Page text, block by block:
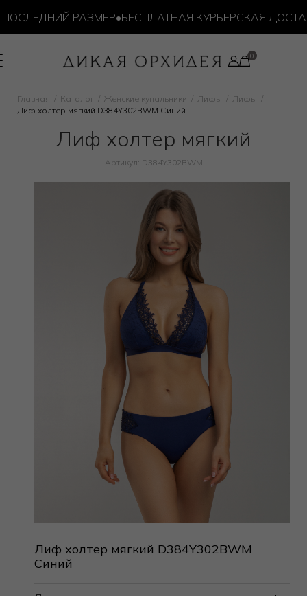
РАЗМЕР•БЕСПЛАТНАЯ КУРЬЕРСКАЯ
Главная Каталог Женские купальники Лифы
Лифы
Лиф холтер мягкий D384Y302BWM Синий
Лиф холтер мягкий
Артикул: D384Y302BWM
Лиф холтер мягкий D384Y302BWM
Синий